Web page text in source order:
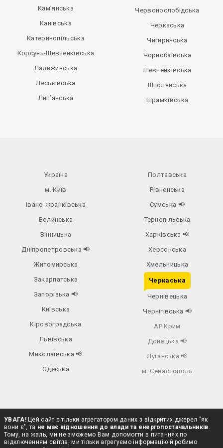
Кам’янська
Канівська
Катеринопільська
Корсунь-Шевченківська
Ладижинська
Леськівська
Лип’янська
Червонослобідська
Черкаська
Чигиринська
Чорнобаївська
Шевченківська
Шполянська
Шрамківська
Україна
м. Київ
Івано-Франківська
Волинська
Вінницька
Дніпропетровська📢
Житомирська
Закарпатська
Запорізька 📢
Київська
Кіровоградська
Львівська
Миколаївська📢
Одеська
Полтавська
Рівненська
Сумська 📢
Тернопільська
Харківська 📢
Херсонська
Хмельницька
Черкаська
Чернівецька
Чернігівська 📢
АР Крим
Донецька 📢
Луганська 📢
м. Севастополь
УВАГА!Цей сайт є тільки агрегатором даних з відкритих джерел "як
вони є", та не має відношення до влади та енергопостачальників.
Тому, на жаль, ми не зможемо Вам допомогти в питаннях по
відключенням світла, ми тільки агрегуємо інформацію й робимо